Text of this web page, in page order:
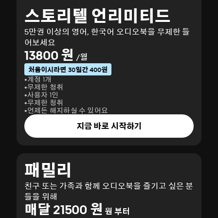
스토리텔 언리미티드
5만권 이상의 영어, 한국어 오디오북을 무제한 들
어보세요
13800 원 /월
처음이시라면 30일간 400원
계정 1개
무제한 청취
사용자 1인
무제한 청취
언제든 해지하실 수 있어요
지금 바로 시작하기
패밀리
친구 또는 가족과 함께 오디오북을 즐기고 싶은 분
들을 위해
매달 21500 원 원 부터